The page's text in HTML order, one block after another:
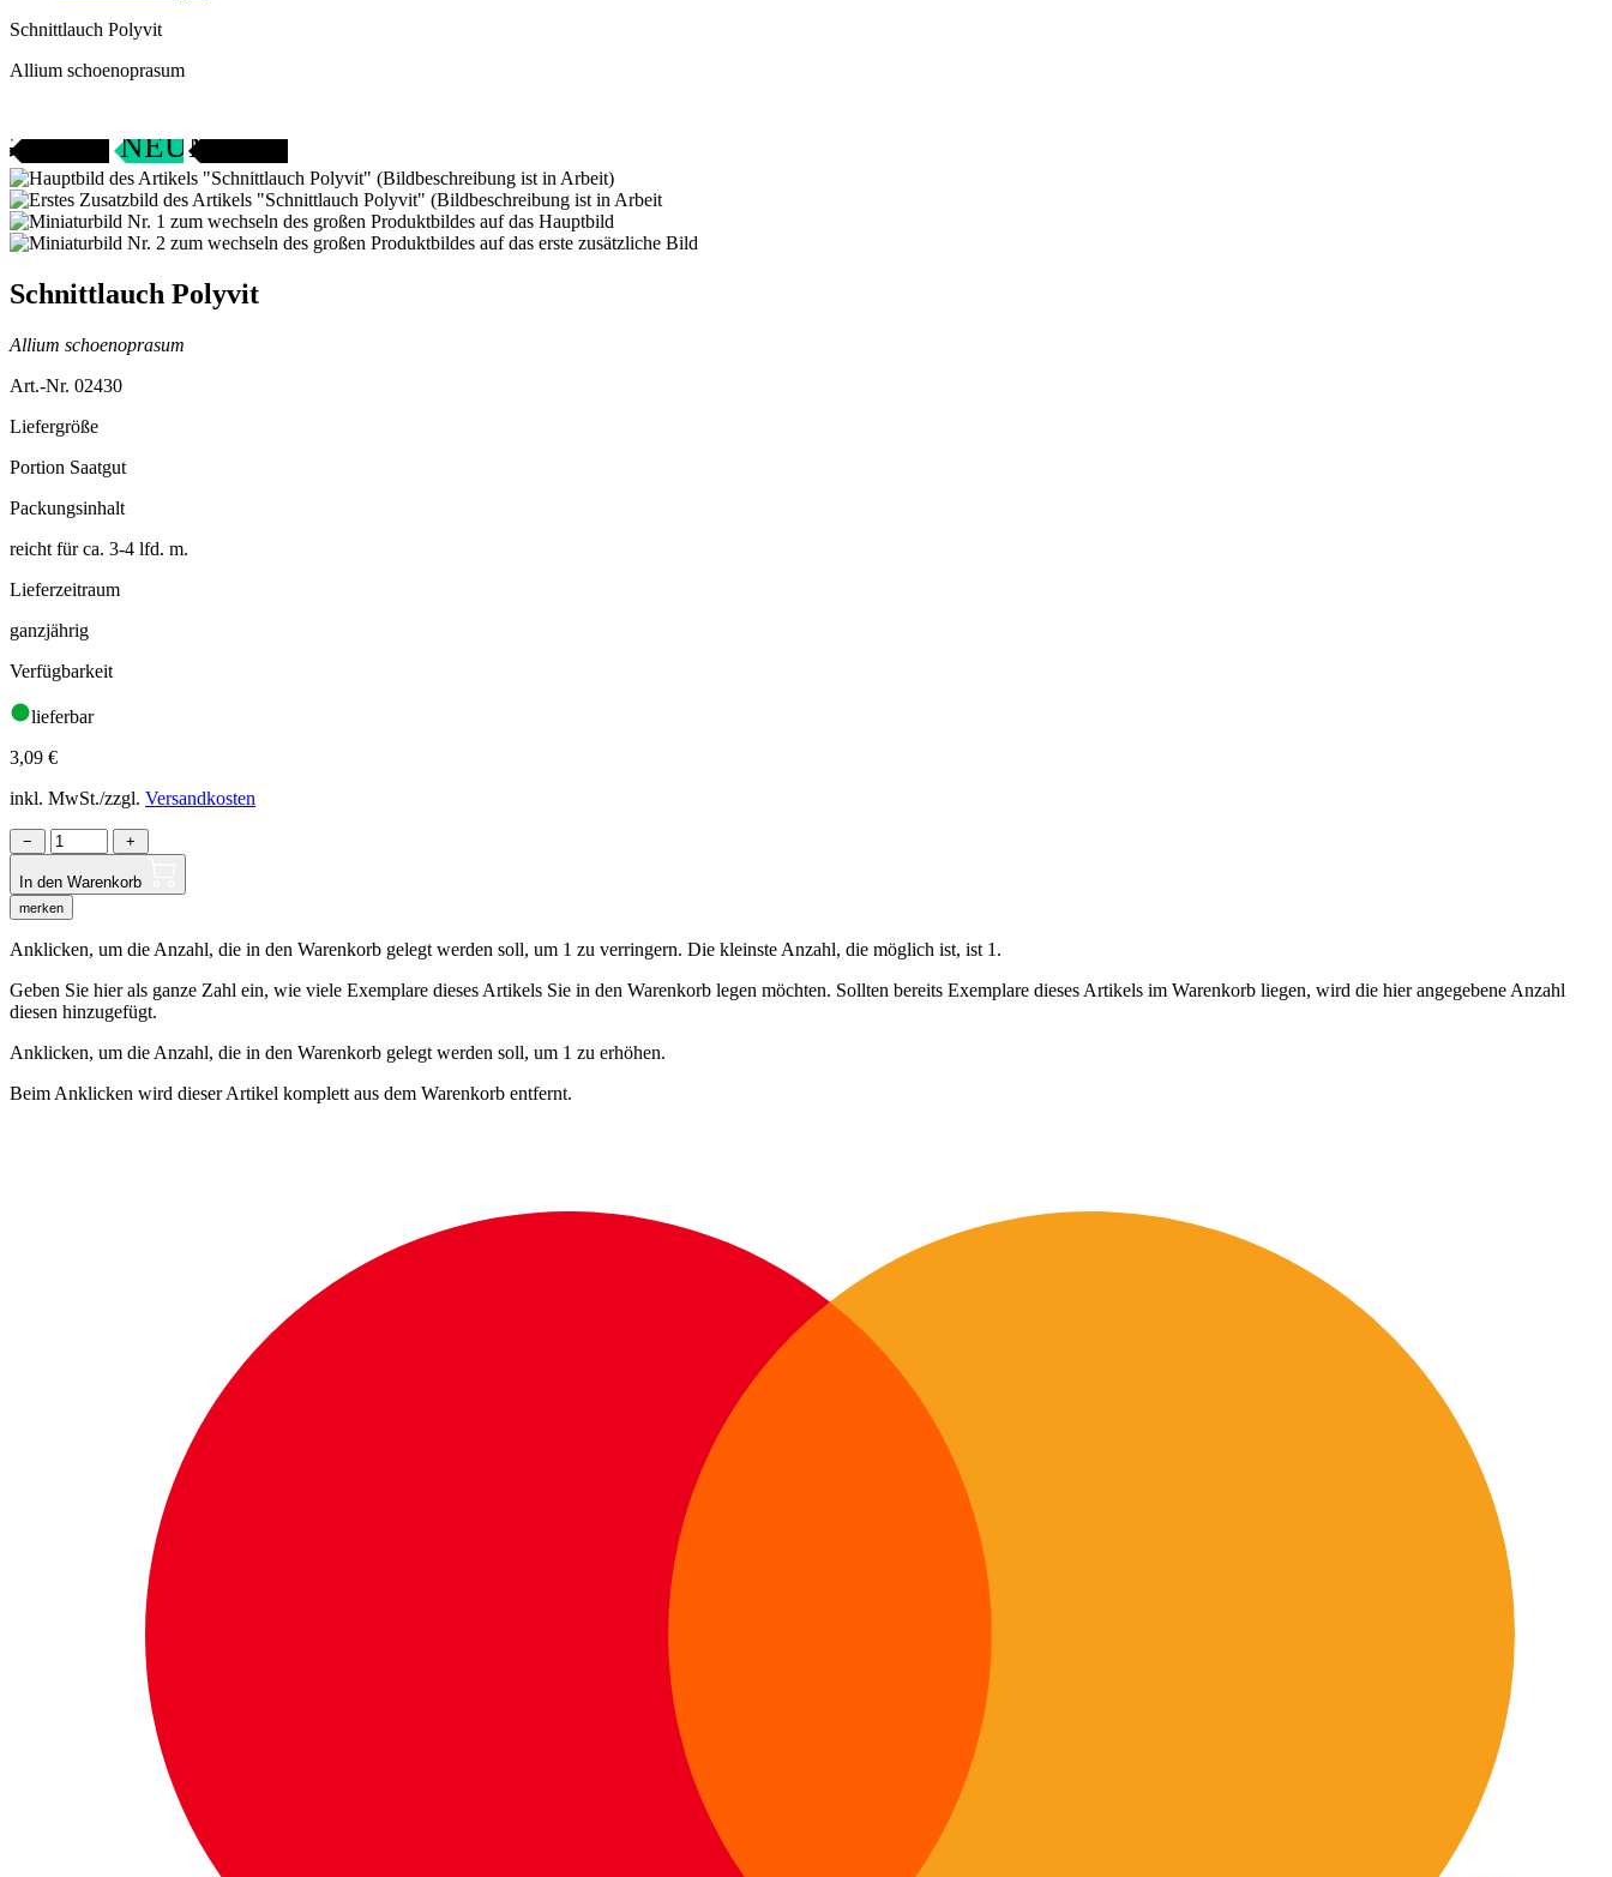
Schnittlauch Polyvit
Allium schoenoprasum
NEU
SAMENFEST
Schnittlauch Polyvit
Allium schoenoprasum
Art.-Nr. 02430
Liefergröße
Portion Saatgut
Packungsinhalt
reicht für ca. 3-4 lfd. m.
Lieferzeitraum
ganzjährig
Verfügbarkeit
lieferbar
3,09 €
inkl. MwSt./zzgl. Versandkosten
− +
In den Warenkorb
merken
Anklicken, um die Anzahl, die in den Warenkorb gelegt werden soll, um 1 zu verringern. Die kleinste Anzahl, die möglich ist, ist 1.
Geben Sie hier als ganze Zahl ein, wie viele Exemplare dieses Artikels Sie in den Warenkorb legen möchten. Sollten bereits Exemplare dieses Artikels im Warenkorb liegen, wird die hier angegebene Anzahl
diesen hinzugefügt.
Anklicken, um die Anzahl, die in den Warenkorb gelegt werden soll, um 1 zu erhöhen.
Beim Anklicken wird dieser Artikel komplett aus dem Warenkorb entfernt.